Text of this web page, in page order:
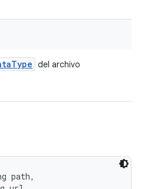
Type del archivo
path,